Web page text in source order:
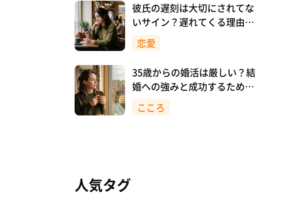
彼氏の遅刻は大切にされてな
いサイン？遅れてくる理由と
対処法
恋愛
35歳からの婚活は厳しい？結
婚への強みと成功するために
意識したいこと
こころ
人気タグ